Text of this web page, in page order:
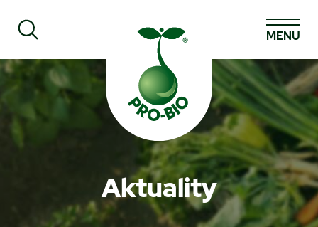
Prohledat PRO-BIO
MENU
Aktuality